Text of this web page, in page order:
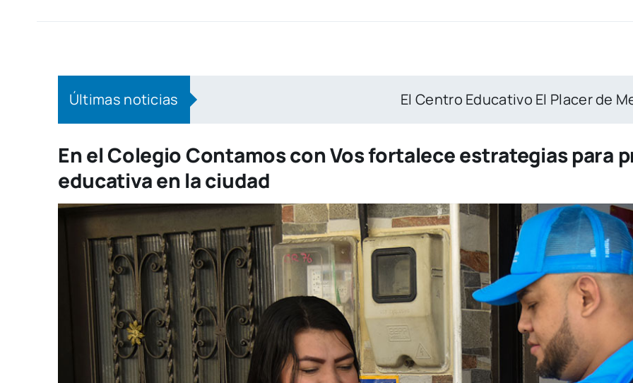
Últimas noticias El Centro Educativo El Placer de Medellín enseña cómo se
En el Colegio Contamos con Vos fortalece estrategias para
educativa en la ciudad